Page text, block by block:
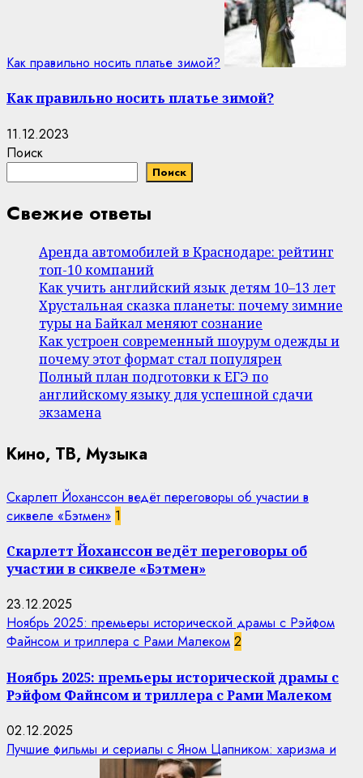
Как правильно носить платье зимой?
Как правильно носить платье зимой?
11.12.2023
Поиск
Поиск
Свежие ответы
Аренда автомобилей в Краснодаре: рейтинг
топ-10 компаний
Как учить английский язык детям 10–13 лет
Хрустальная сказка планеты: почему зимние
туры на Байкал меняют сознание
Как устроен современный шоурум одежды и
почему этот формат стал популярен
Полный план подготовки к ЕГЭ по
английскому языку для успешной сдачи
экзамена
Кино, ТВ, Музыка
Скарлетт Йоханссон ведёт переговоры об участии в
сиквеле «Бэтмен» 1
Скарлетт Йоханссон ведёт переговоры об
участии в сиквеле «Бэтмен»
23.12.2025
Ноябрь 2025: премьеры исторической драмы с Рэйфом
Файнсом и триллера с Рами Малеком 2
Ноябрь 2025: премьеры исторической драмы с
Рэйфом Файнсом и триллера с Рами Малеком
02.12.2025
Лучшие фильмы и сериалы с Яном Цапником: харизма и